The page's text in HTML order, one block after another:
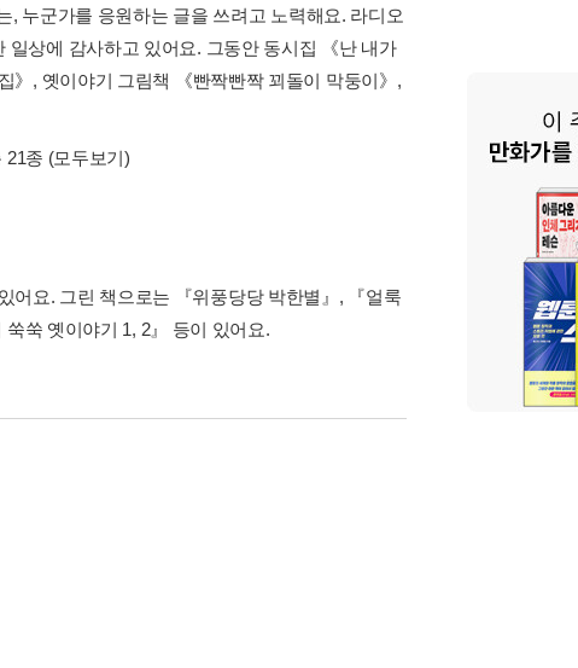
추워 / 아빠가 다쳐서 / 걱정이 덜덜덜 / 눈 오면
는 길